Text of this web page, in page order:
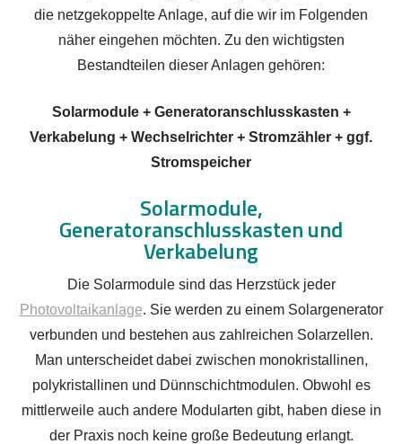
die netzgekoppelte Anlage, auf die wir im Folgenden
näher eingehen möchten. Zu den wichtigsten
Bestandteilen dieser Anlagen gehören:
Solarmodule + Generatoranschlusskasten +
Verkabelung + Wechselrichter + Stromzähler + ggf.
Stromspeicher
Solarmodule,
Generatoranschlusskasten und
Verkabelung
Die Solarmodule sind das Herzstück jeder
Photovoltaikanlage. Sie werden zu einem Solargenerator
verbunden und bestehen aus zahlreichen Solarzellen.
Man unterscheidet dabei zwischen monokristallinen,
polykristallinen und Dünnschichtmodulen. Obwohl es
mittlerweile auch andere Modularten gibt, haben diese in
der Praxis noch keine große Bedeutung erlangt.